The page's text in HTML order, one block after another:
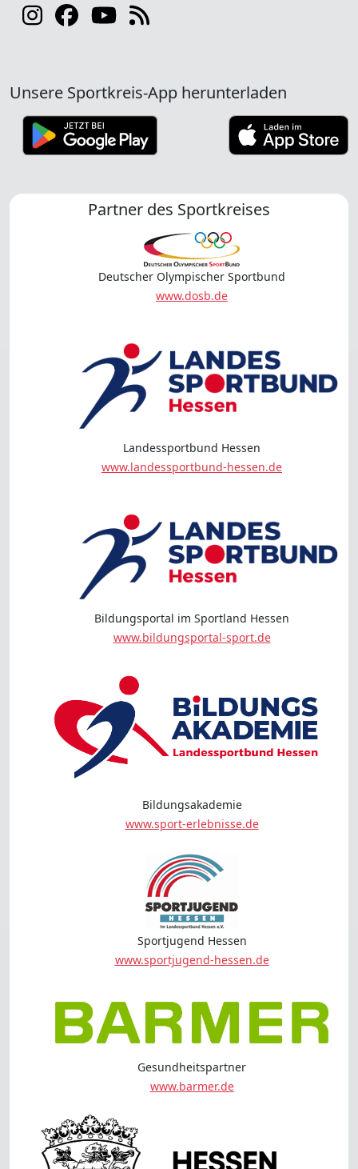
Unsere Sportkreis-App herunterladen
Partner des Sportkreises
Deutscher Olympischer Sportbund
www.dosb.de
Landessportbund Hessen
www.landessportbund-hessen.de
Bildungsportal im Sportland Hessen
www.bildungsportal-sport.de
Bildungsakademie
www.sport-erlebnisse.de
Sportjugend Hessen
www.sportjugend-hessen.de
Gesundheitspartner
www.barmer.de